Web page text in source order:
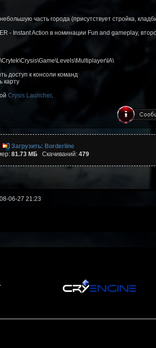
часть города (присутствует стройка,
- Instant Action в номинации Fun and gameplay,
доступ к консоли команд
карту
Crysis Launcher.
Загрузить: Borderline
81.73 МБСкачиваний:479
06-27 21:23